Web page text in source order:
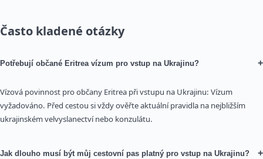
Často kladené otázky
Potřebují občané Eritrea vízum pro vstup na Ukrajinu? +
Vízová povinnost pro občany Eritrea při vstupu na Ukrajinu: Vízum
vyžadováno. Před cestou si vždy ověřte aktuální pravidla na nejbližším
ukrajinském velvyslanectví nebo konzulátu.
Jak dlouho musí být můj cestovní pas platný pro vstup na Ukrajinu? +